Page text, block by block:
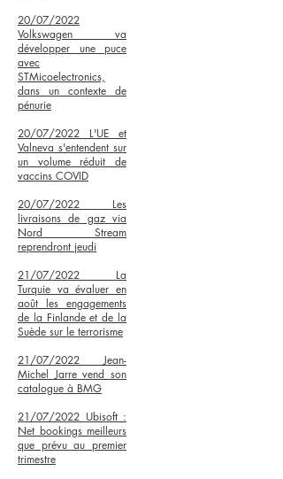
20/07/2022
Volkswagen va
développer une puce
avec
STMicoelectronics,
dans un contexte de
pénurie
20/07/2022 L'UE et
Valneva s'entendent sur
un volume réduit de
vaccins COVID
20/07/2022 Les
livraisons de gaz via
Nord Stream
reprendront jeudi
21/07/2022 La
Turquie va évaluer en
août les engagements
de la Finlande et de la
Suède sur le terrorisme
21/07/2022Jean-
Michel Jarre vend son
catalogue à BMG
21/07/2022 Ubisoft :
Net bookings meilleurs
que prévu au premier
trimestre